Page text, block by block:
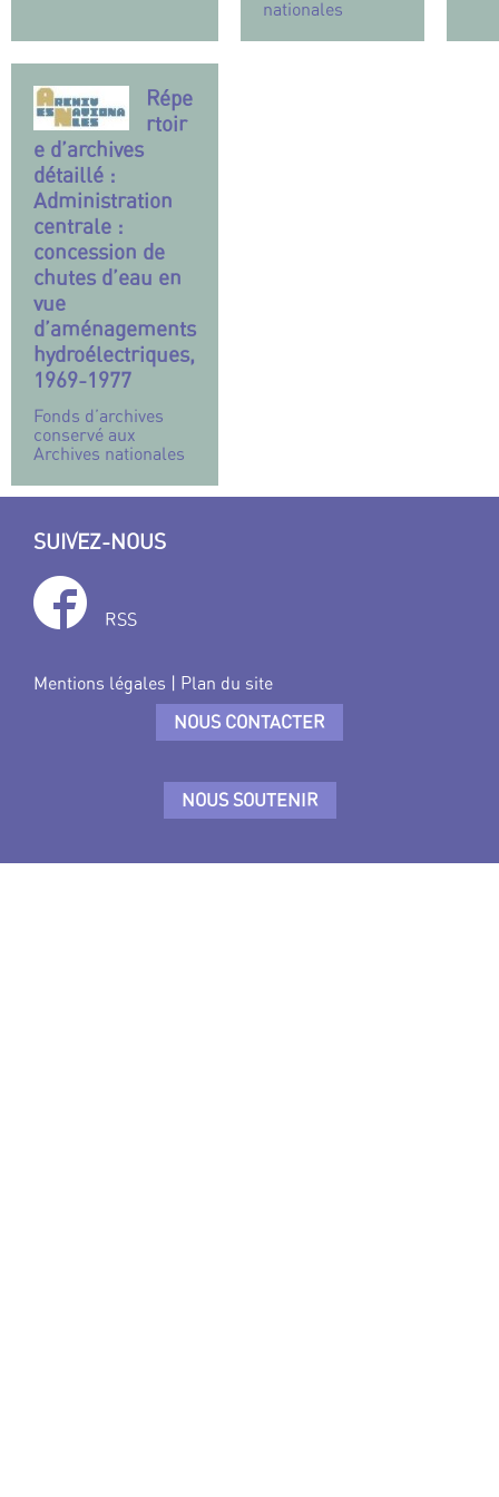
nationales
Répe
rtoir
e d’archives
détaillé :
Administration
centrale :
concession de
chutes d’eau en
vue
d’aménagements
hydroélectriques,
1969-1977
Fonds d’archives
conservé aux
Archives nationales
SUIVEZ-NOUS
RSS
Mentions légales | Plan du site
NOUS CONTACTER
NOUS SOUTENIR